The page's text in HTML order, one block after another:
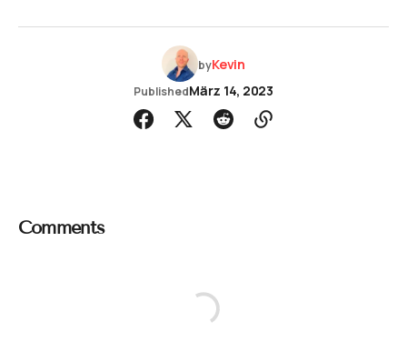
byKevin
PublishedMärz 14, 2023
Comments